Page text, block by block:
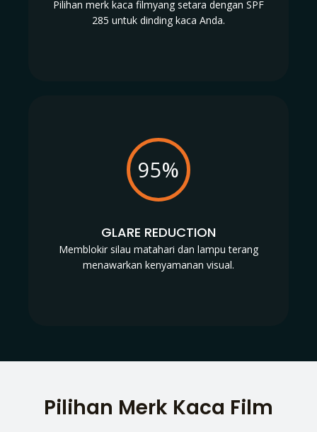
Pilihan merk kaca filmyang setara dengan SPF
285 untuk dinding kaca Anda.
95%
GLARE REDUCTION
Memblokir silau matahari dan lampu terang
menawarkan kenyamanan visual.
Pilihan Merk Kaca Film